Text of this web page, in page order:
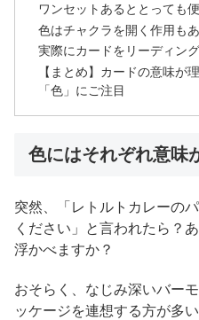
ワンセットあるととっても
色はチャクラを開く作用も
実際にカードをリーディン
【まとめ】カードの意味が
「色」にご注目
色にはそれぞれ意味
突然、「レトルトカレーの
ください」と言われたら？
浮かべますか？
おそらく、なじみ深いバー
ッケージを連想する方が多